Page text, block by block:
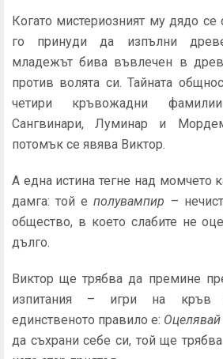
Когато мистериозният му дядо се
го принуди да изпълни
младежът бива въвлечен в
против волята си. Тайната
четири кръвожадни
Сангвинари, Луминар и
потомък се явява Виктор.
А една истина тегне над момчето
дамга: той еполувампир –
общество, в което слабите не
дълго.
Виктор ще трябва да премине
изпитания – игри на кръв
единственото правило е: Оцелявай
да съхрани себе си, той ще